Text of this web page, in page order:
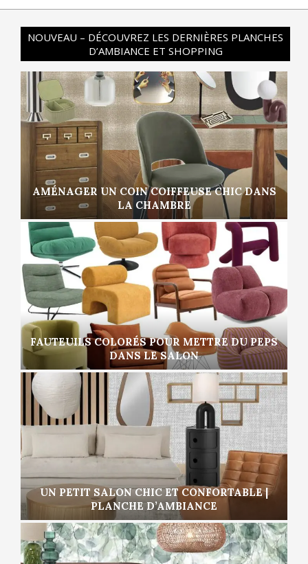
NOUVEAU – DÉCOUVREZ LES DERNIÈRES PLANCHES
D’AMBIANCE ET SHOPPING
AMÉNAGER UN COIN COIFFEUSE CHIC DANS
LA CHAMBRE
FAUTEUILS COLORÉS POUR METTRE DU PEPS
DANS LE SALON
UN PETIT SALON CHIC ET CONFORTABLE |
PLANCHE D’AMBIANCE